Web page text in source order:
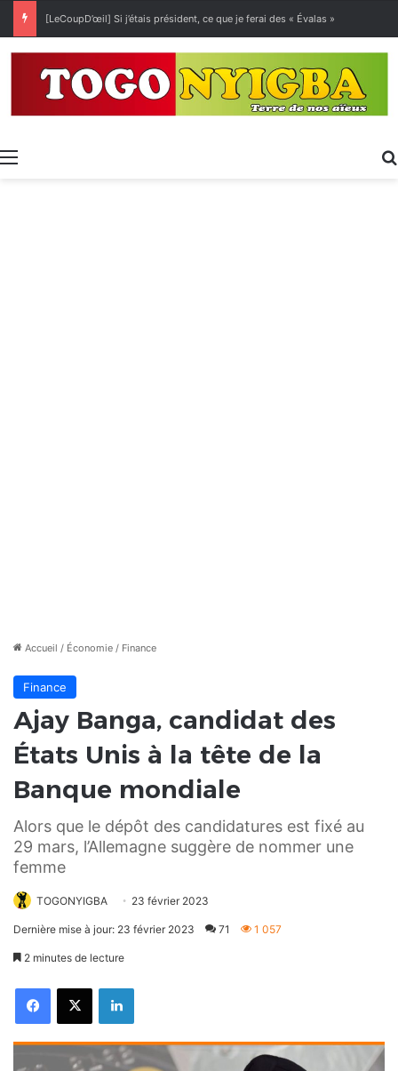
[LeCoupD’œil] Si j’étais président, ce que je ferai des « Évalas »
Menu
Accueil / Économie / Finance
Finance
Ajay Banga, candidat des
États Unis à la tête de la
Banque mondiale
Alors que le dépôt des candidatures est fixé au
29 mars, l’Allemagne suggère de nommer une
femme
TOGONYIGBA 23 février 2023
Dernière mise à jour: 23 février 2023 71 1 057
2 minutes de lecture
FacebookX Linkedin